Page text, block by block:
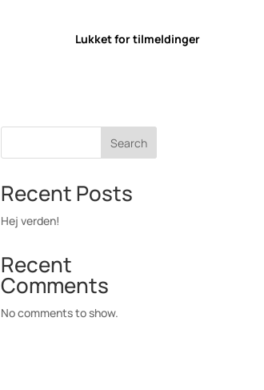
Lukket for tilmeldinger
Search
Recent Posts
Hej verden!
Recent
Comments
No comments to show.